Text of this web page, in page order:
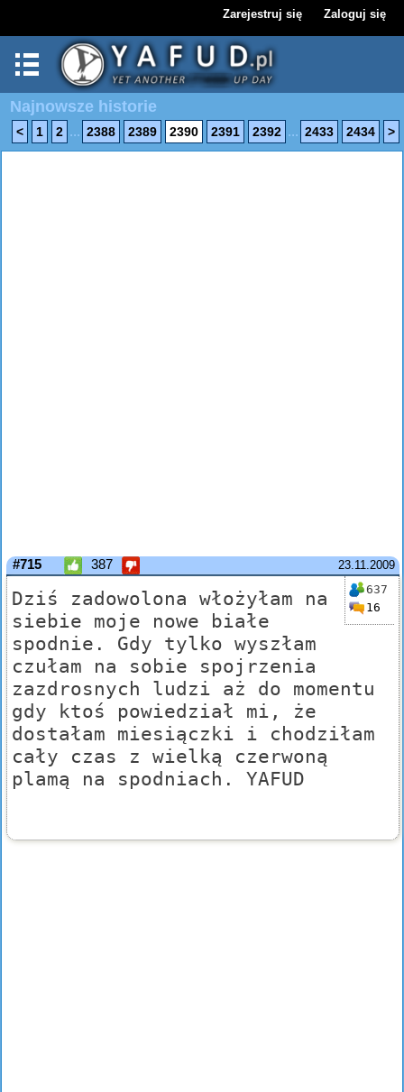
Zarejestruj się Zaloguj się
Najnowsze historie
< 1 2 ... 2388 2389 2390 2391 2392 ... 2433 2434 >
23.11.2009
#715 387
637
16
Dziś zadowolona włożyłam na
siebie moje nowe białe
spodnie. Gdy tylko wyszłam
czułam na sobie spojrzenia
zazdrosnych ludzi aż do momentu
gdy ktoś powiedział mi, że
dostałam miesiączki i chodziłam
cały czas z wielką czerwoną
plamą na spodniach. YAFUD